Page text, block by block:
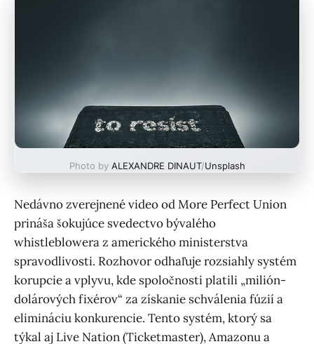
Photo by ALEXANDRE DINAUT/Unsplash
Nedávno zverejnené video od More Perfect Union
prináša šokujúce svedectvo bývalého
whistleblowera z amerického ministerstva
spravodlivosti. Rozhovor odhaľuje rozsiahly systém
korupcie a vplyvu, kde spoločnosti platili „milión-
dolárových fixérov“ za získanie schválenia fúzií a
elimináciu konkurencie. Tento systém, ktorý sa
týkal aj Live Nation (Ticketmaster), Amazonu a